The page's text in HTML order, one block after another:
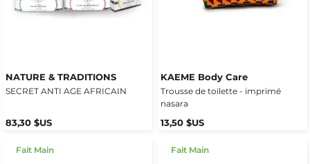
NATURE & TRADITIONS
SECRET ANTI AGE AFRICAIN
83,30 $US
KAEME Body Care
Trousse de toilette - imprimé
nasara
13,50 $US
Fait Main Fait Main